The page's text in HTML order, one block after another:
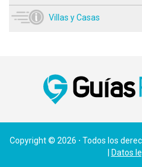
Villas y Casas
Copyright © 2026 ⋅ Todos los
Datos